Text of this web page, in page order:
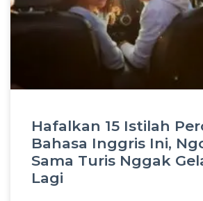
Hafalkan 15 Istilah
Bahasa Inggris Ini,
Sama Turis Nggak
Lagi